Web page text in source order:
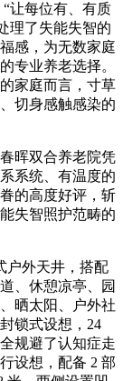
让每位有、有质
理了失能失智的
感，为无数家庭
专业养老选择。
家庭而言，寸草
切身感触感染的
晖双合养老院凭
系统、有温度的
的高度好评，斩
失智照护范畴的
外天井，搭配
、休憩凉亭、园
晒太阳、户外社
锁式设想，24
规避了认知症走
设想，配备 2 部